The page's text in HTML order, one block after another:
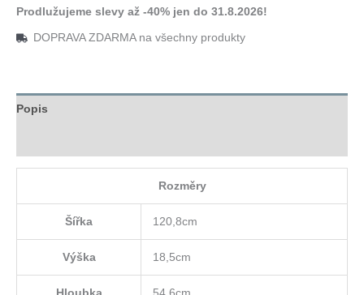
množství
Prodlužujeme slevy až -40% jen do 31.8.2026!
DOPRAVA ZDARMA na všechny produkty
Popis
Rozměry
Šířka 120,8cm
Výška 18,5cm